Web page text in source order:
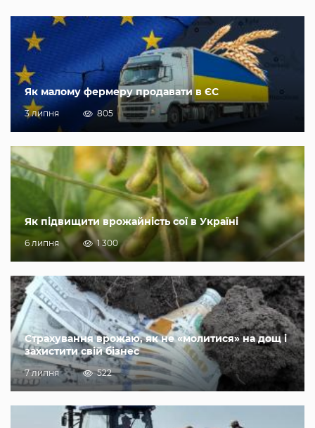
Як малому фермеру продавати в ЄС
3 липня 805
Як підвищити врожайність сої в Україні
6 липня 1 300
Страхування врожаю, як не «молитися» на дощ і
захистити свій бізнес
7 липня 522